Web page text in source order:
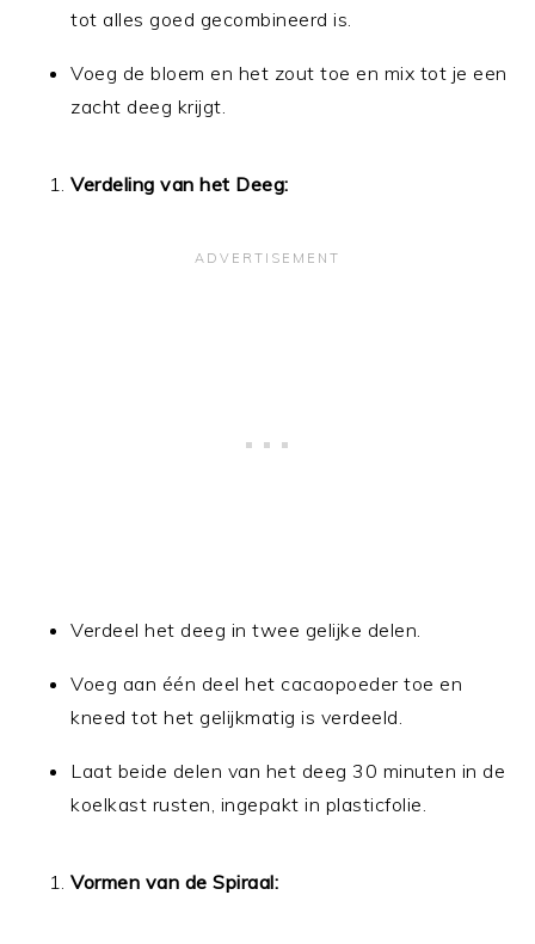
tot alles goed gecombineerd is.
Voeg de bloem en het zout toe en mix tot je een
zacht deeg krijgt.
Verdeling van het Deeg:
Verdeel het deeg in twee gelijke delen.
Voeg aan één deel het cacaopoeder toe en
kneed tot het gelijkmatig is verdeeld.
Laat beide delen van het deeg 30 minuten in de
koelkast rusten, ingepakt in plasticfolie.
Vormen van de Spiraal: